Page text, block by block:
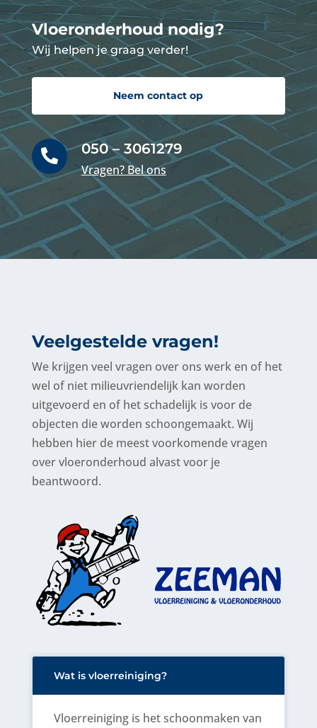
Vloeronderhoud nodig?
Wij helpen je graag verder!
Neem contact op
 050 – 3061279
Vragen? Bel ons
Veelgestelde vragen!
We krijgen veel vragen over ons werk en of het
wel of niet milieuvriendelijk kan worden
uitgevoerd en of het schadelijk is voor de
objecten die worden schoongemaakt. Wij
hebben hier de meest voorkomende vragen
over vloeronderhoud alvast voor je
beantwoord.
Wat is vloerreiniging?
Vloerreiniging is het schoonmaken van